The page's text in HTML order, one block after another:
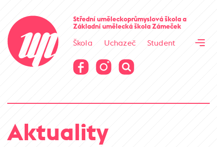
Střední uměleckoprůmyslová školaa
Základní umělecká školaZámeček
Škola Uchazeč
Student
Virtuální prohlídka
Virtuální prohlídka
Aktuality